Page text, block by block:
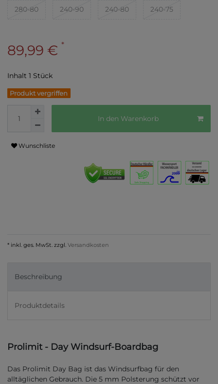
280-80 240-90 240-80 240-75
89,99 € *
Inhalt 1 Stück
Produkt vergriffen
In den Warenkorb
Wunschliste
* inkl. ges. MwSt. zzgl. Versandkosten
Beschreibung
Produktdetails
Prolimit - Day Windsurf-Boardbag
Das Prolimit Day Bag ist das Windsurfbag für den
alltäglichen Gebrauch. Die 5 mm Polsterung schützt vor